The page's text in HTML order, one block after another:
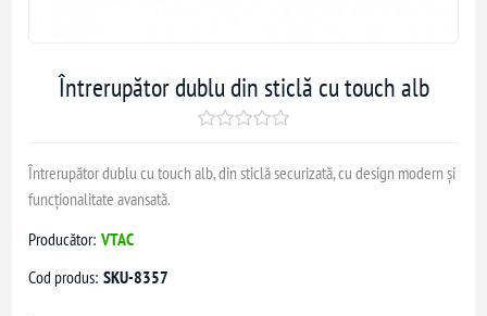
Întrerupător dublu din sticlă cu touch alb
Întrerupător dublu cu touch alb, din sticlă securizată, cu design modern și
funcționalitate avansată.
Producător: VTAC
Cod produs: SKU-8357